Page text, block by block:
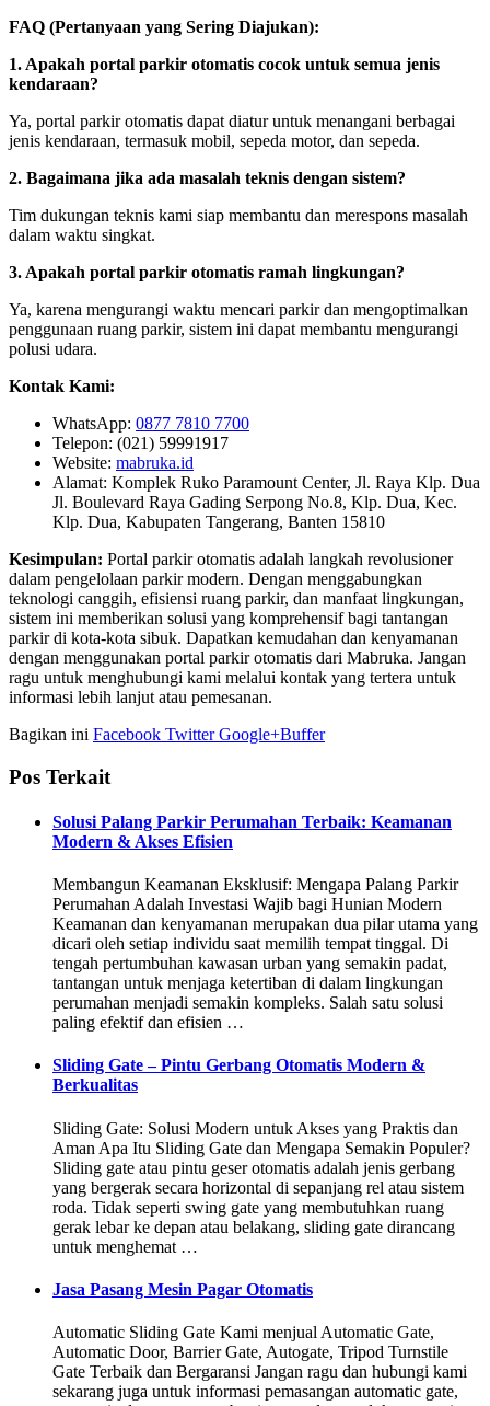
FAQ (Pertanyaan yang Sering Diajukan):
1. Apakah portal parkir otomatis cocok untuk semua jenis
kendaraan?
Ya, portal parkir otomatis dapat diatur untuk menangani berbagai
jenis kendaraan, termasuk mobil, sepeda motor, dan sepeda.
2. Bagaimana jika ada masalah teknis dengan sistem?
Tim dukungan teknis kami siap membantu dan merespons masalah
dalam waktu singkat.
3. Apakah portal parkir otomatis ramah lingkungan?
Ya, karena mengurangi waktu mencari parkir dan mengoptimalkan
penggunaan ruang parkir, sistem ini dapat membantu mengurangi
polusi udara.
Kontak Kami:
WhatsApp: 0877 7810 7700
Telepon: (021) 59991917
Website: mabruka.id
Alamat: Komplek Ruko Paramount Center, Jl. Raya Klp. Dua
Jl. Boulevard Raya Gading Serpong No.8, Klp. Dua, Kec.
Klp. Dua, Kabupaten Tangerang, Banten 15810
Kesimpulan: Portal parkir otomatis adalah langkah revolusioner
dalam pengelolaan parkir modern. Dengan menggabungkan
teknologi canggih, efisiensi ruang parkir, dan manfaat lingkungan,
sistem ini memberikan solusi yang komprehensif bagi tantangan
parkir di kota-kota sibuk. Dapatkan kemudahan dan kenyamanan
dengan menggunakan portal parkir otomatis dari Mabruka. Jangan
ragu untuk menghubungi kami melalui kontak yang tertera untuk
informasi lebih lanjut atau pemesanan.
Bagikan ini Facebook TwitterGoogle+Buffer
Pos Terkait
Solusi Palang Parkir Perumahan Terbaik: Keamanan
Modern & Akses Efisien
Membangun Keamanan Eksklusif: Mengapa Palang Parkir
Perumahan Adalah Investasi Wajib bagi Hunian Modern
Keamanan dan kenyamanan merupakan dua pilar utama yang
dicari oleh setiap individu saat memilih tempat tinggal. Di
tengah pertumbuhan kawasan urban yang semakin padat,
tantangan untuk menjaga ketertiban di dalam lingkungan
perumahan menjadi semakin kompleks. Salah satu solusi
paling efektif dan efisien …
Sliding Gate – Pintu Gerbang Otomatis Modern &
Berkualitas
Sliding Gate: Solusi Modern untuk Akses yang Praktis dan
Aman Apa Itu Sliding Gate dan Mengapa Semakin Populer?
Sliding gate atau pintu geser otomatis adalah jenis gerbang
yang bergerak secara horizontal di sepanjang rel atau sistem
roda. Tidak seperti swing gate yang membutuhkan ruang
gerak lebar ke depan atau belakang, sliding gate dirancang
untuk menghemat …
Jasa Pasang Mesin Pagar Otomatis
Automatic Sliding Gate Kami menjual Automatic Gate,
Automatic Door, Barrier Gate, Autogate, Tripod Turnstile
Gate Terbaik dan Bergaransi Jangan ragu dan hubungi kami
sekarang juga untuk informasi pemasangan automatic gate,